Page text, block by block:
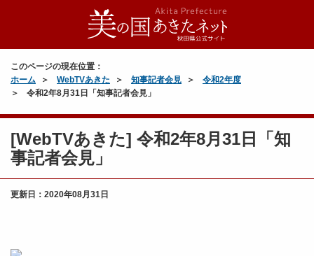
このページの現在位置：
ホーム
WebTVあきた 知事記者会見
令和2年度
令和2年8月31日「知事記者会見」
[WebTVあきた] 令和2年8月31日「知
事記者会見」
更新日： 2020年08月31日